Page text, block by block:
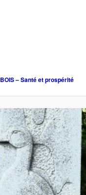
BOIS – Santé et prospérité